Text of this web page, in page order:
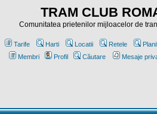
TRAM CLUB
Comunitatea prietenilor mijloacelor de
Tarife Harti Locatii Retele
Membri
Profil Căutare Mesaje